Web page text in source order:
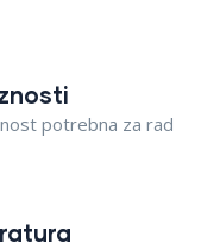
potrebna za rad